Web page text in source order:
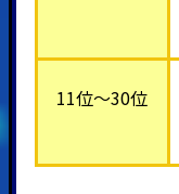
11位～30位